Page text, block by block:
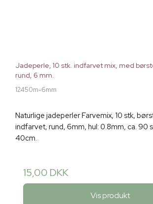
Jadeperle, 10 stk. indfarvet mix, med
rund, 6 mm.
12450m-6mm
Naturlige jadeperler Farvemix, 10 stk,
indfarvet, rund, 6mm, hul: 0.8mm, ca. 90
40cm.
15,00 DKK
Vis produkt